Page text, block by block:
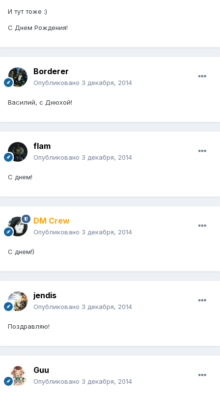
И тут тоже :)
С Днем Рождения!
Borderer
Опубликовано 3 декабря, 2014
Василий, с Днюхой!
flam
Опубликовано 3 декабря, 2014
С днем!
DM Crew
Опубликовано 3 декабря, 2014
С днем!)
jendis
Опубликовано 3 декабря, 2014
Поздравляю!
Guu
Опубликовано 3 декабря, 2014